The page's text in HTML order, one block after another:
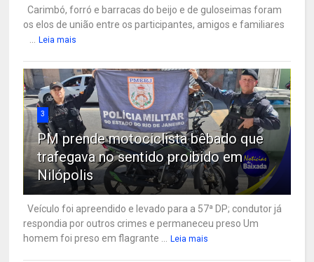
Carimbó, forró e barracas do beijo e de guloseimas foram
os elos de união entre os participantes, amigos e familiares
Leia mais
3
PM prende motociclista bêbado que
trafegava no sentido proibido em
Nilópolis
Veículo foi apreendido e levado para a 57ª DP; condutor já
respondia por outros crimes e permaneceu preso Um
homem foi preso em flagrante ...
Leia mais